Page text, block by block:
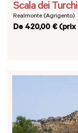
Scala dei
Realmonte (Agrigento)
De 420,00 € (prix